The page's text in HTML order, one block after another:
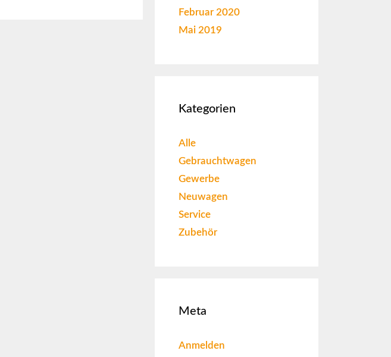
Februar 2020
Mai 2019
Kategorien
Alle
Gebrauchtwagen
Gewerbe
Neuwagen
Service
Zubehör
Meta
Anmelden